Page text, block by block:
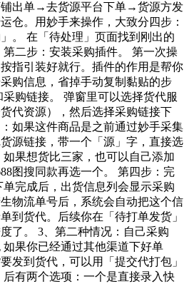
铺出单→去货源平台下单→货源方发
仓。用妙手来操作，大致分四步：
。 在「待处理」页面找到刚出的
二步：安装采购插件。 第一次操
指引装好就行。插件的作用是帮你
购信息，省掉手动复制黏贴的步
购链接。 弹窗里可以选择货代服
代资源），然后选择采购链接下
如果这件商品是之前通过妙手采集
源链接，带一个「源」字，直接选
果想货比三家，也可以自己添加
图搜同款再选一个。 第四步：完
完成后，出货信息列会显示采购
物流单号后，系统会自动把这个信
到货代。后续你在「待打单发货」
了。 3、第二种情况：自己采购
果你已经通过其他渠道下好单
发到货代，可以用「提交代打包」
有两个选项：一个是直接录入快